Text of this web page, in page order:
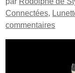
Connectées,
commentaires